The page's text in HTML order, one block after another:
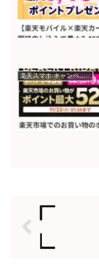
楽天スマホ キャンペーン